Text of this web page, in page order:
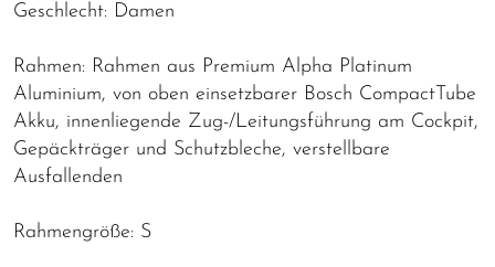
Geschlecht: Damen
Rahmen: Rahmen aus Premium Alpha Platinum
Aluminium, von oben einsetzbarer Bosch CompactTube
Akku, innenliegende Zug-/Leitungsführung am Cockpit,
Gepäckträger und Schutzbleche, verstellbare
Ausfallenden
Rahmengröße: S